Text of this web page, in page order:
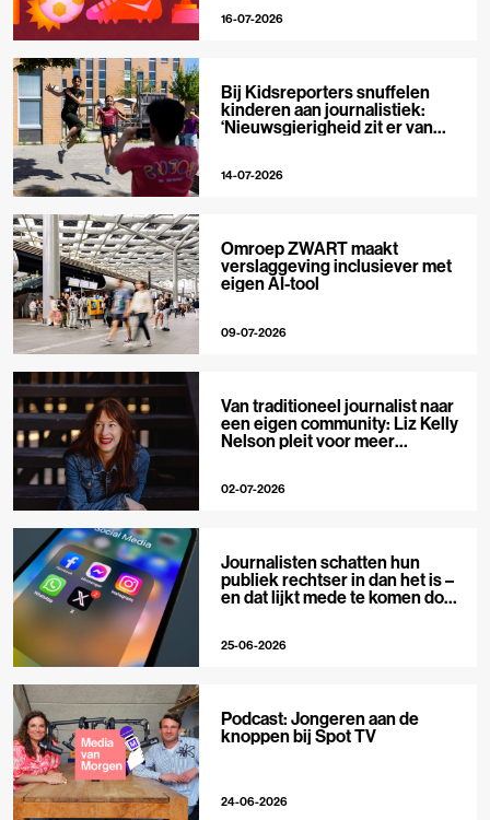
16-07-2026
Bij Kidsreporters snuffelen
kinderen aan journalistiek:
‘Nieuwsgierigheid zit er van
14-07-2026
Omroep ZWART maakt
verslaggeving inclusiever met
eigen AI-tool
09-07-2026
Van traditioneel journalist naar
een eigen community: Liz Kelly
Nelson pleit voor meer
02-07-2026
Journalisten schatten hun
publiek rechtser in dan het is –
en dat lijkt mede te komen door
25-06-2026
Podcast: Jongeren aan de
knoppen bij Spot TV
24-06-2026